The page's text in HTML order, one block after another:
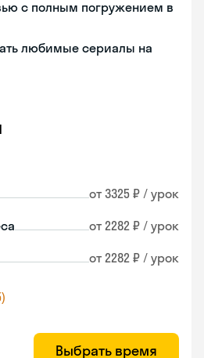
с полным погружением в
любимые сериалы на
от 3325 ₽ / урок
от 2282 ₽ / урок
от 2282 ₽ / урок
Выбрать время